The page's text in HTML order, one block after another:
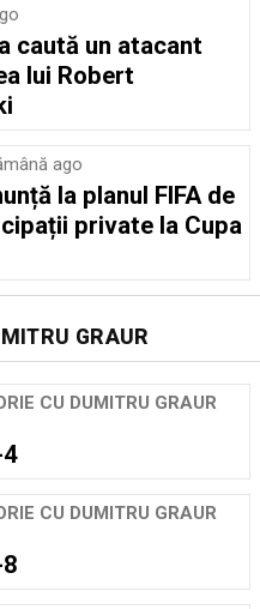
caută un atacant
lui Robert
ago
la planul FIFA de
private la Cupa
GRAUR
CU DUMITRU GRAUR
CU DUMITRU GRAUR